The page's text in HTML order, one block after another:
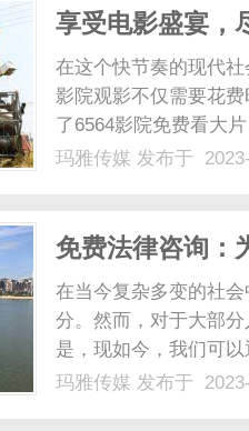
享受电影盛宴，
在这个快节奏的现代
影院观影不仅需要花
了6564影院免费看大
洋。6564影院提供了
玛雅传媒 发布于
免费法律咨询：
在当今复杂多变的社
分。然而，对于大部
是，现如今，我们可
惑、排除困惑。免费
玛雅传媒 发布于